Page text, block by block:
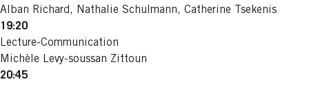
Alban Richard, Nathalie Schulmann, Catherine Tsekenis
19:20
Lecture-Communication
Michèle Levy-soussan Zittoun
20:45